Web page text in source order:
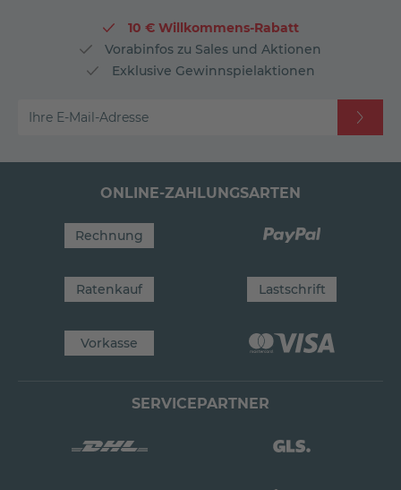
10 € Willkommens-Rabatt
Vorabinfos zu Sales und Aktionen
Exklusive Gewinnspielaktionen
Ihre E-Mail-Adresse
ONLINE-ZAHLUNGSARTEN
Rechnung
Ratenkauf Lastschrift
Vorkasse
SERVICEPARTNER